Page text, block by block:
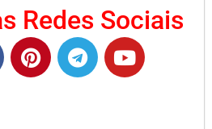
Redes Sociais